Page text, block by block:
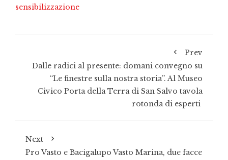
sensibilizzazione
Prev
Dalle radici al presente: domani convegno su
“Le finestre sulla nostra storia”. Al Museo
Civico Porta della Terra di San Salvo tavola
rotonda di esperti
Next
Pro Vasto e Bacigalupo Vasto Marina, due facce